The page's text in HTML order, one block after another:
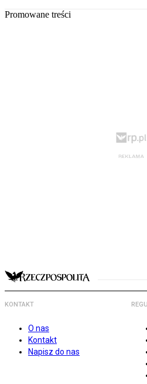
Promowane treści
KONTAKT
O nas
Kontakt
Napisz do nas